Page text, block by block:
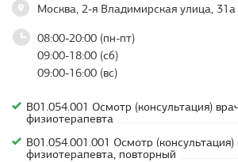
Москва, 2-я Владимирская улица, 31а
08:00-20:00 (пн-пт)
09:00-18:00 (сб)
09:00-16:00 (вс)
В01.054.001 Осмотр (консультация)
физиотерапевта
В01.054.001.001 Осмотр (консультация)
физиотерапевта, повторный